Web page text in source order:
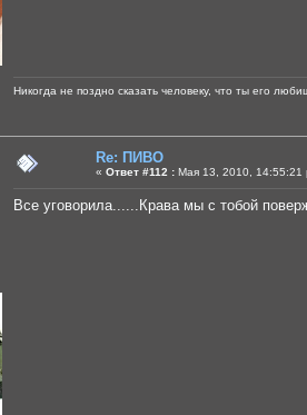
Никогда не поздно сказать человеку, что ты его
Re: ПИВО
« Ответ #112 : Мая 13, 2010, 14:55:21
Все уговорила......Крава мы с тобой